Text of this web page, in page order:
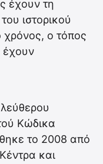
έχουν τη
ιστορικού
χρόνος, ο τόπος
έχουν
Κώδικα
το 2008 από
και